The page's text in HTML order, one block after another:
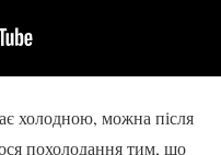
холодною, можна після
похолодання тим, що